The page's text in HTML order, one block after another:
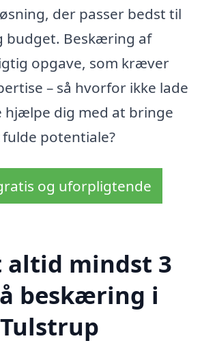
der passer bedst til
budget. Beskæring af
opgave, som kræver
– så hvorfor ikke lade
hjælpe dig med at bringe
potentiale?
og uforpligtende
mindst 3
beskæring i